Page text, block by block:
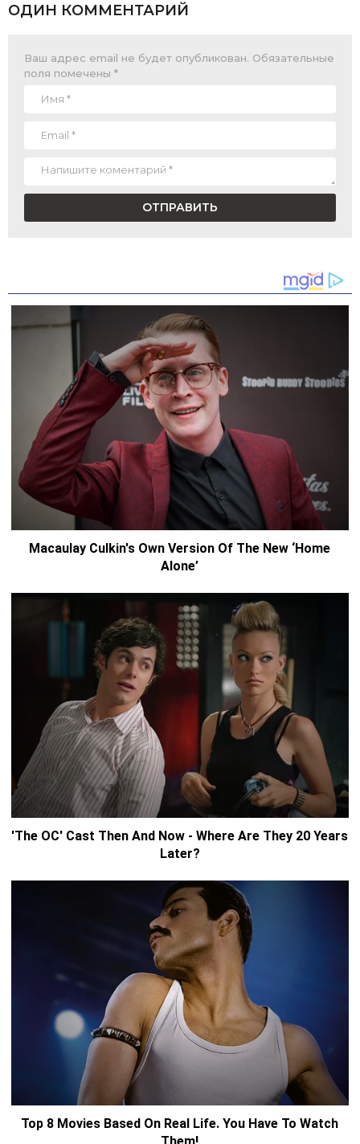
ОДИН КОММЕНТАРИЙ
Ваш адрес email не будет опубликован. Обязательные
поля помечены *